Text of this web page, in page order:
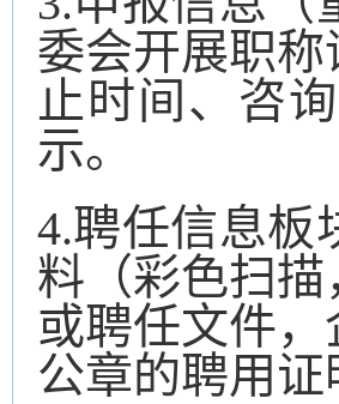
委会开展职
止时间、咨
示。
4.聘任信息板
料（彩色扫描
或聘任文件
公章的聘用